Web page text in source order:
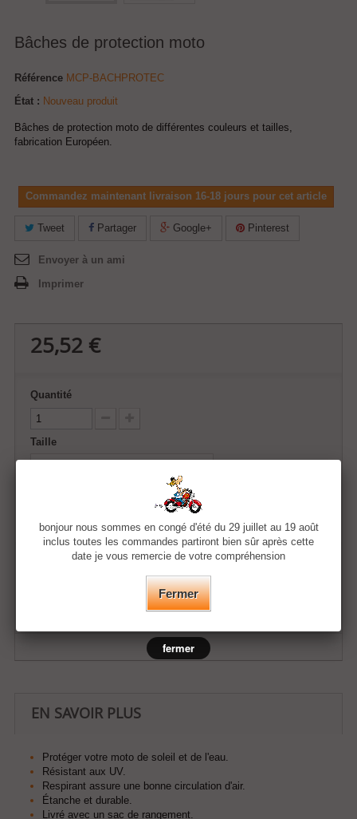
Bâches de protection moto
Référence MCP-BACHPROTEC
État : Nouveau produit
Bâches de protection moto de différentes couleurs et tailles,
fabrication Européen.
Commandez maintenant livraison 16-18 jours pour cet article
Tweet Partager Google+ Pinterest
Envoyer à un ami
Imprimer
25,52 €
Quantité
Taille
EN SAVOIR PLUS
Protéger votre moto de soleil et de l'eau.
Résistant aux UV.
Respirant assure une bonne circulation d'air.
Étanche et durable.
Livré avec un sac de rangement.
bonjour nous sommes en congé d'été du 29 juillet au 19 août
inclus toutes les commandes partiront bien sûr après cette
date je vous remercie de votre compréhension
Fermer
fermer